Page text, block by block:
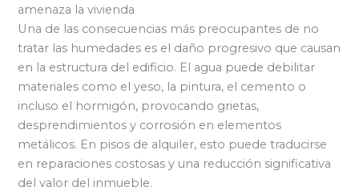
amenaza la vivienda
Una de las consecuencias más preocupantes de no
tratar las humedades es el daño progresivo que causan
en la estructura del edificio. El agua puede debilitar
materiales como el yeso, la pintura, el cemento o
incluso el hormigón, provocando grietas,
desprendimientos y corrosión en elementos
metálicos. En pisos de alquiler, esto puede traducirse
en reparaciones costosas y una reducción significativa
del valor del inmueble.